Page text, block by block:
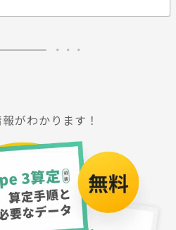
がわかります！